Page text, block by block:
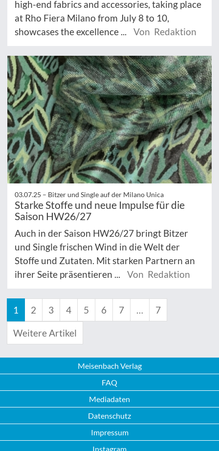
high-end fabrics and accessories, taking place
at Rho Fiera Milano from July 8 to 10,
showcases the excellence ...
Von Redaktion
03.07.25 – Bitzer und Single auf der Milano Unica
Starke Stoffe und neue Impulse für die
Saison HW26/27
Auch in der Saison HW26/27 bringt Bitzer
und Single frischen Wind in die Welt der
Stoffe und Zutaten. Mit starken Partnern an
ihrer Seite präsentieren ...
Von Redaktion
1 2 3 4 5 6 7 … 7
Weitere Artikel
Meisenbach Verlag
FAQ
Mediadaten
Datenschutz
Impressum
Instagram